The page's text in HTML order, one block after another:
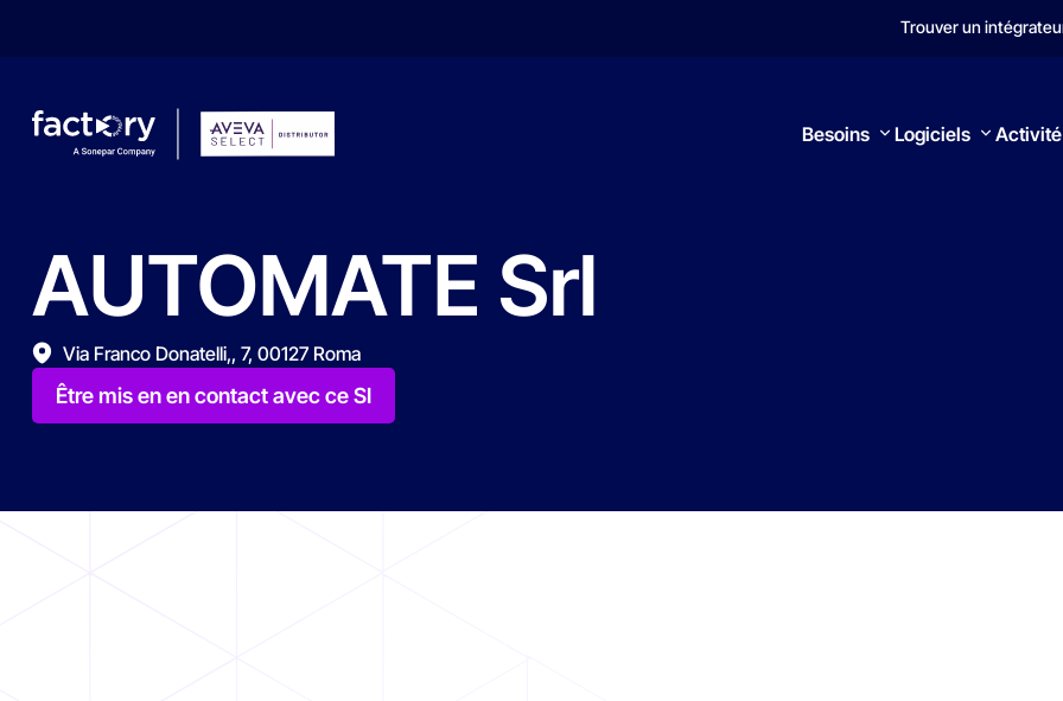
Trouver un
Besoins Logiciels Activité
Qu'est-ce que vous cherchez ?
AUTOMATE Srl
Via Franco Donatelli,, 7, 00127 Roma
Être mis en en contact avec ce SI